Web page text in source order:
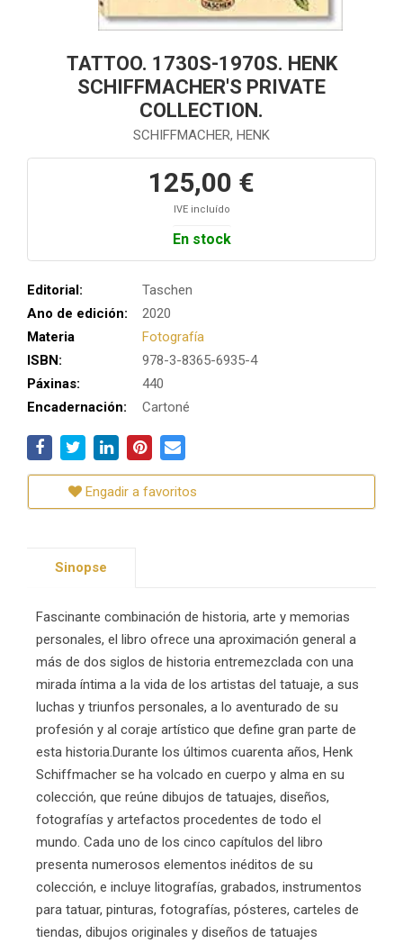
TATTOO. 1730S-1970S. HENK
SCHIFFMACHER'S PRIVATE
COLLECTION.
SCHIFFMACHER, HENK
125,00 €
IVE incluído
En stock
Editorial:
Taschen
Ano de edición:
2020
Materia
Fotografía
ISBN:
978-3-8365-6935-4
Páxinas:
440
Encadernación:
Cartoné
Engadir a favoritos
Sinopse
Fascinante combinación de historia, arte y memorias
personales, el libro ofrece una aproximación general a
más de dos siglos de historia entremezclada con una
mirada íntima a la vida de los artistas del tatuaje, a sus
luchas y triunfos personales, a lo aventurado de su
profesión y al coraje artístico que define gran parte de
esta historia.Durante los últimos cuarenta años, Henk
Schiffmacher se ha volcado en cuerpo y alma en su
colección, que reúne dibujos de tatuajes, diseños,
fotografías y artefactos procedentes de todo el
mundo. Cada uno de los cinco capítulos del libro
presenta numerosos elementos inéditos de su
colección, e incluye litografías, grabados, instrumentos
para tatuar, pinturas, fotografías, pósteres, carteles de
tiendas, dibujos originales y diseños de tatuajes